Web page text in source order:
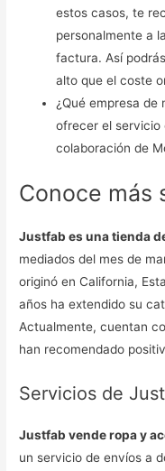
estos casos, te
personalmente a
factura. Así
alto que el coste
¿Qué empresa de
ofrecer el servicio
colaboración de
Conoce más
Justfab es una tienda
mediados del mes de
originó en California,
años ha extendido su
Actualmente, cuentan
han recomendado
Servicios de
Justfab vende ropa y
un servicio de envíos a